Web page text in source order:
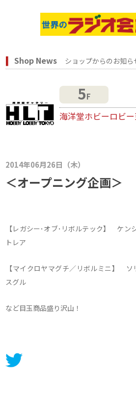
Shop News ショップからのお知ら
5F
海洋堂ホビーロビ
2014年06月26日（木）
＜オープニング企画＞
【レガシー･オブ･リボルテック】 ケ
トレア
【マイクロヤマグチ／リボルミニ】
スグル
など目玉商品盛り沢山！